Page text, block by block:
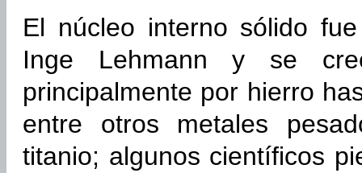
El núcleo interno sólido
Inge Lehmann y se
principalmente por hierro
entre otros metales
titanio; algunos científicos